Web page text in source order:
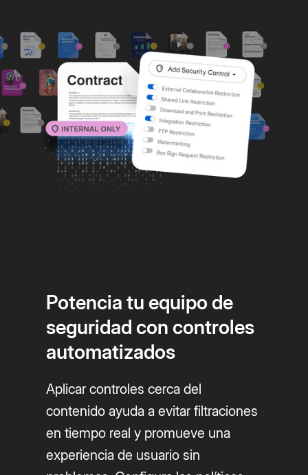
Potencia tu equipo de
seguridad con controles
automatizados
Aplicar controles cerca del
contenido ayuda a evitar filtraciones
en tiempo real y promueve una
experiencia de usuario sin